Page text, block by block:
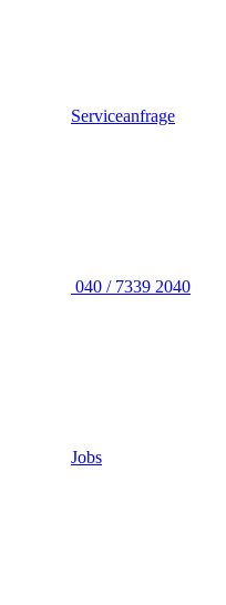
Serviceanfrage
040 / 7339 2040
Jobs